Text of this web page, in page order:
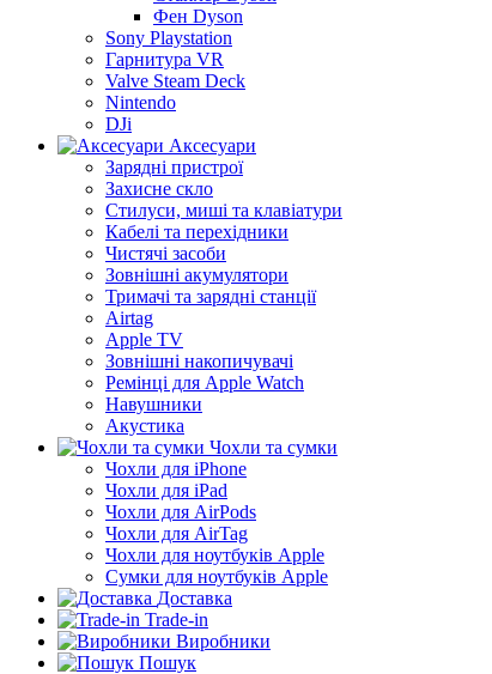
Фен Dyson
Sony Playstation
Гарнитура VR
Valve Steam Deck
Nintendo
DJi
Аксесуари
Зарядні пристрої
Захисне скло
Стилуси, миші та клавіатури
Кабелі та перехідники
Чистячі засоби
Зовнішні акумулятори
Тримачі та зарядні станції
Airtag
Apple TV
Зовнішні накопичувачі
Ремінці для Apple Watch
Навушники
Акустика
Чохли та сумки
Чохли для iPhone
Чохли для iPad
Чохли для AirPods
Чохли для AirTag
Чохли для ноутбуків Apple
Сумки для ноутбуків Apple
Доставка
Trade-in
Виробники
Пошук